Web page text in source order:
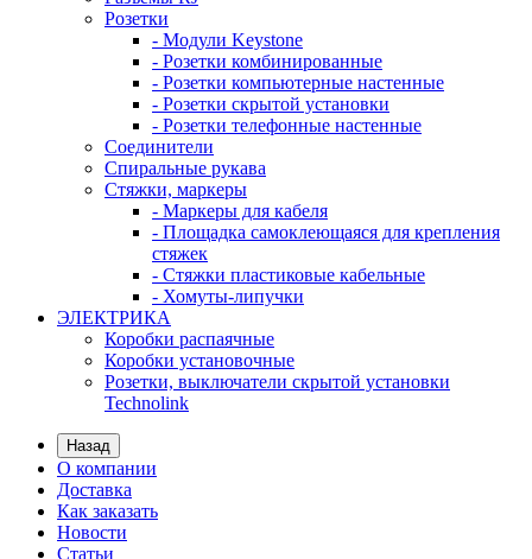
Розетки
- Модули Keystone
- Розетки комбинированные
- Розетки компьютерные настенные
- Розетки скрытой установки
- Розетки телефонные настенные
Соединители
Спиральные рукава
Стяжки, маркеры
- Маркеры для кабеля
- Площадка самоклеющаяся для крепления
стяжек
- Стяжки пластиковые кабельные
- Хомуты-липучки
ЭЛЕКТРИКА
Коробки распаячные
Коробки установочные
Розетки, выключатели скрытой установки
Technolink
Назад
О компании
Доставка
Как заказать
Новости
Статьи